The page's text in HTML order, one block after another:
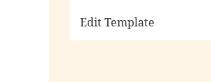
Edit Template